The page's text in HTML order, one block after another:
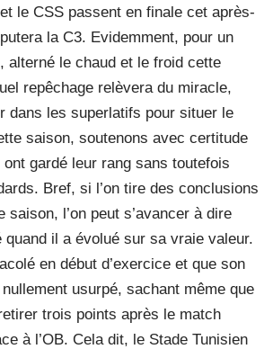
le CSS passent en finale cet après-
la C3. Evidemment, pour un
alterné le chaud et le froid cette
repêchage relèvera du miracle,
dans les superlatifs pour situer le
saison, soutenons avec certitude
gardé leur rang sans toutefois
Bref, si l’on tire des conclusions
saison, l’on peut s’avancer à dire
quand il a évolué sur sa vraie valeur.
en début d’exercice et que son
usurpé, sachant même que
trois points après le match
à l’OB. Cela dit, le Stade Tunisien